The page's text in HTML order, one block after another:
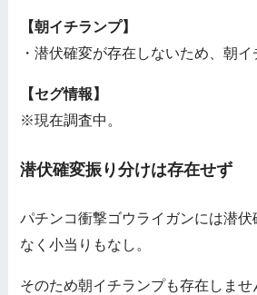
【朝イチランプ】
・潜伏確変が存在しないため、朝イ
【セグ情報】
※現在調査中。
潜伏確変振り分けは存在せず
パチンコ衝撃ゴウライガンには潜伏
なく小当りもなし。
そのため朝イチランプも存在しませ